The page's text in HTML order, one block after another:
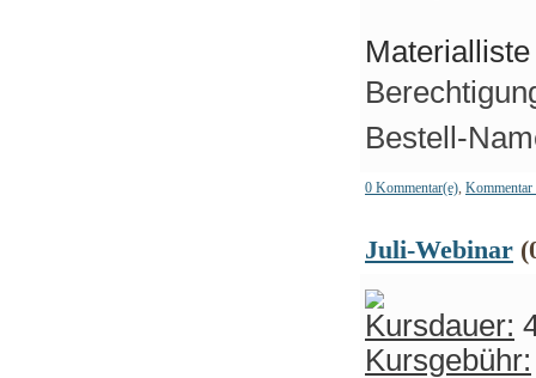
Bestell-
0 Kommentar(e), Kommentar
Juli-Webinar
Kursdauer:
Kursgebühr: